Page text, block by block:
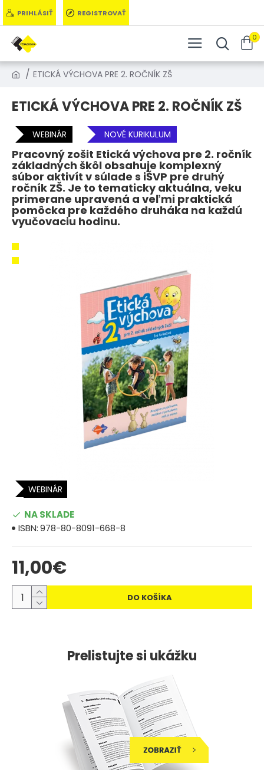
PRIHLÁSIŤ REGISTROVAŤ
0
ETICKÁ VÝCHOVA PRE 2. ROČNÍK ZŠ
ETICKÁ VÝCHOVA PRE 2. ROČNÍK ZŠ
WEBINÁR NOVÉ KURIKULUM
Pracovný zošit Etická výchova pre 2. ročník
základných škôl obsahuje komplexný
súbor aktivít v súlade s iŠVP pre druhý
ročník ZŠ. Je to tematicky aktuálna, veku
primerane upravená a veľmi praktická
pomôcka pre každého druháka na každú
vyučovaciu hodinu.
WEBINÁR
11,00€
NA SKLADE
ISBN:978-80-8091-668-8
DO KOŠÍKA
Prelistujte si ukážku